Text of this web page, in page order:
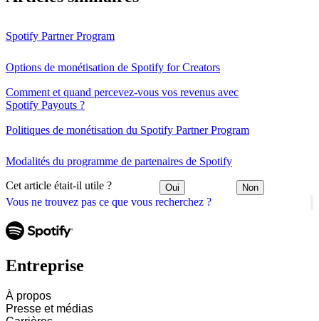
Vous ne trouvez pas ce que vous recherchez ?
Spotify Partner Program
Options de monétisation de Spotify for Creators
Comment et quand percevez-vous vos revenus avec
Spotify Payouts ?
Politiques de monétisation du Spotify Partner Program
Modalités du programme de partenaires de Spotify
Cet article était-il utile ? Oui Non
Entreprise
À propos
Presse et médias